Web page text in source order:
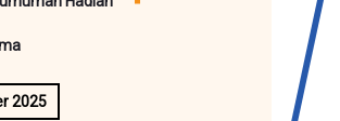
2025